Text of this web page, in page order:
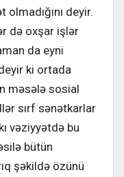
deyir.
də oxşar işlər
da eyni
ki ortada
məsələ sosial
sırf sənətkarlar
vəziyyətdə bu
bütün
şəkildə özünü